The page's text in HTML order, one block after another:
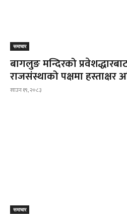
समाचार
बागलुङ मन्दिरको
राजसंस्थाको पक्षमा हस्ताक्षर
साउन १९, २०८३
समाचार